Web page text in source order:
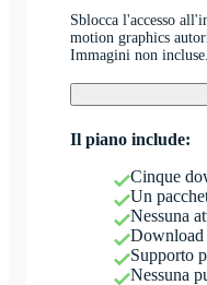
Sblocca l'accesso
motion graphics
Immagini non incluse.
Il piano include:
Cinque
Un
Nessuna
Supporto
Nessuna